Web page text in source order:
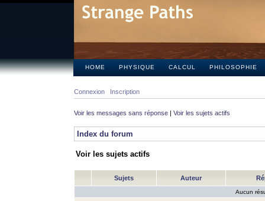
HOME PHYSIQUE CALCUL PHILOSOPHIE
Connexion Inscription
Voir les messages sans réponse | Voir les sujets actifs
Index du forum
Voir les sujets actifs
Sujets Auteur
Aucun